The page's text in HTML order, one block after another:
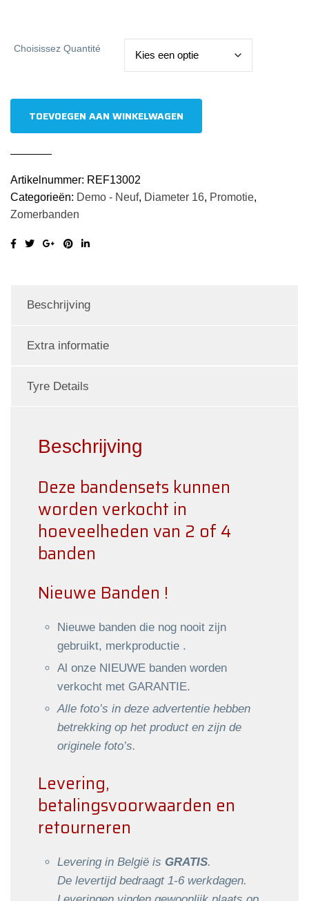
Choisissez Quantité
Uniroyal
Rain
Expert
5
aantal
TOEVOEGEN AAN WINKELWAGEN
Artikelnummer: REF13002
Categorieën: Demo - Neuf, Diameter 16, Promotie,
Zomerbanden
Beschrijving
Extra informatie
Tyre Details
Beschrijving
Deze bandensets kunnen
worden verkocht in
hoeveelheden van 2 of 4
banden
Nieuwe Banden !
Nieuwe banden die nog nooit zijn
gebruikt, merkproductie .
Al onze NIEUWE banden worden
verkocht met GARANTIE.
Alle foto’s in deze advertentie hebben
betrekking op het product en zijn de
originele foto’s.
Levering,
betalingsvoorwaarden en
retourneren
Levering in België is GRATIS.
De levertijd bedraagt 1-6 werkdagen.